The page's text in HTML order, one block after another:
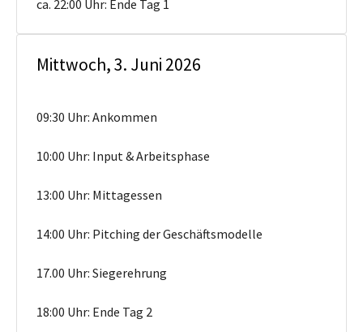
ca. 22:00 Uhr: Ende Tag 1
Mittwoch, 3. Juni 2026
09:30 Uhr: Ankommen
10:00 Uhr: Input & Arbeitsphase
13:00 Uhr: Mittagessen
14:00 Uhr: Pitching der Geschäftsmodelle
17.00 Uhr: Siegerehrung
18:00 Uhr: Ende Tag 2